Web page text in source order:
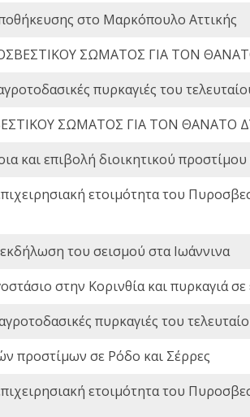
στο Μαρκόπουλο Αττικής
ΣΩΜΑΤΟΣ ΓΙΑ ΤΟΝ
πυρκαγιές του
ΣΩΜΑΤΟΣ ΓΙΑ ΤΟΝ
και επιβολή διοικητικού προστίμου
ετοιμότητα του
εκδήλωση του σεισμού στα Ιωάννινα
στην Κορινθία και πυρκαγιά
πυρκαγιές του
προστίμων σε Ρόδο και Σέρρες
ετοιμότητα του